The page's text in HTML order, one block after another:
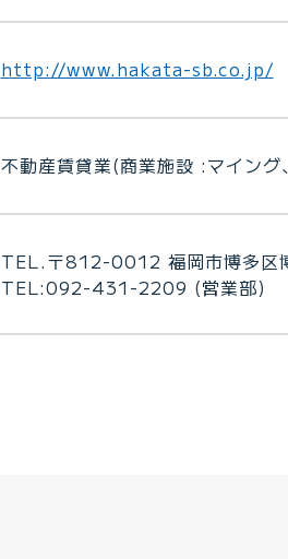
http://www.hakata-sb.co.jp/
不動産賃貸業(商業施設 :マイン
TEL.〒812-0012 福岡市博多区
TEL:092-431-2209 (営業部)